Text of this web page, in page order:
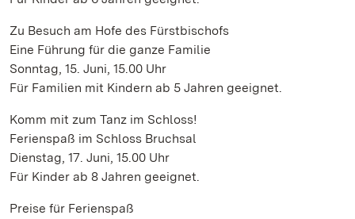
Zu Besuch am Hofe des Fürstbischofs
Eine Führung für die ganze Familie
Sonntag, 15. Juni, 15.00 Uhr
Für Familien mit Kindern ab 5 Jahren geeignet.
Komm mit zum Tanz im Schloss!
Ferienspaß im Schloss Bruchsal
Dienstag, 17. Juni, 15.00 Uhr
Für Kinder ab 8 Jahren geeignet.
Preise für Ferienspaß